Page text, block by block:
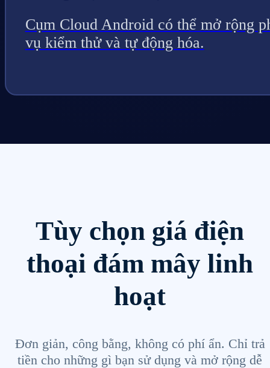
Cụm Cloud Android có thể mở rộng
vụ kiểm thử và tự động hóa.
Tùy chọn giá điện
thoại đám mây linh
hoạt
Đơn giản, công bằng, không có phí ẩn. Chỉ trả
tiền cho những gì bạn sử dụng và mở rộng dễ